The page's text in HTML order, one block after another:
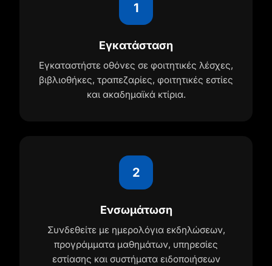
1
Εγκατάσταση
Εγκαταστήστε οθόνες σε φοιτητικές λέσχες,
βιβλιοθήκες, τραπεζαρίες, φοιτητικές εστίες
και ακαδημαϊκά κτίρια.
2
Ενσωμάτωση
Συνδεθείτε με ημερολόγια εκδηλώσεων,
προγράμματα μαθημάτων, υπηρεσίες
εστίασης και συστήματα ειδοποιήσεων